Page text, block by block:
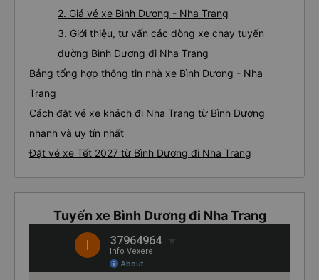
2. Giá vé xe Bình Dương - Nha Trang
3. Giới thiệu, tư vấn các dòng xe chạy tuyến
đường Bình Dương đi Nha Trang
Bảng tổng hợp thông tin nhà xe Bình Dương - Nha
Trang
Cách đặt vé xe khách đi Nha Trang từ Bình Dương
nhanh và uy tín nhất
Đặt vé xe Tết 2027 từ Bình Dương đi Nha Trang
Tuyến xe Bình Dương đi Nha Trang